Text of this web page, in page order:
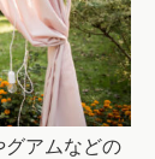
グアムなどの